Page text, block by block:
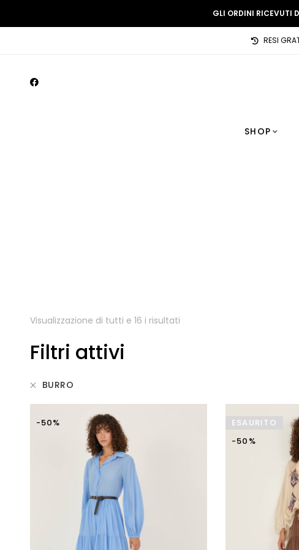
GLI ORDINI RICEVUTI
RESI
SHOP
Visualizzazione di tutti e 16 i risultati
Filtri attivi
BURRO
-50%
ESAURITO
-50%